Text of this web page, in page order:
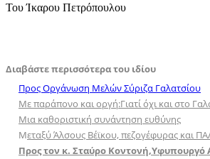
Του Ίκαρου Πετρόπουλου
Διαβάστε περισσότερα του ιδίου
Προς Οργάνωση Μελών Σύριζα Γαλατσίου
Με παράπονο και οργή:Γιατί όχι και στο
Μια καθοριστική συνάντηση ευθύνης
Μεταξύ Άλσους Βέϊκου, πεζογέφυρας και
Προς τον κ. Σταύρο Κοντονή,Υφυπουργό